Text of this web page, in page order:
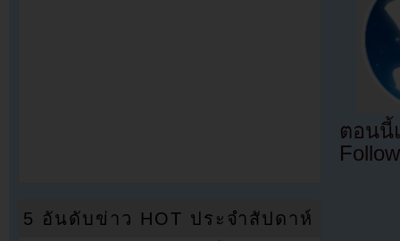
ตอนนี้
5 อันดับข่าว HOT ประจำสัปดาห์